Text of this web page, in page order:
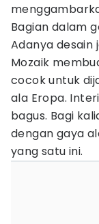
Bagian dalam
Adanya desain
Mozaik
cocok untuk
ala Eropa.
bagus. Bagi
dengan gaya
yang satu ini.